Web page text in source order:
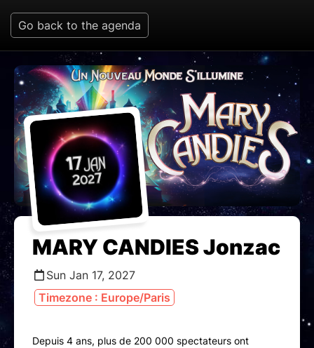
Go back to the agenda
MARY CANDIES Jonzac
Sun Jan 17, 2027
Timezone : Europe/Paris
Depuis 4 ans, plus de 200 000 spectateurs ont